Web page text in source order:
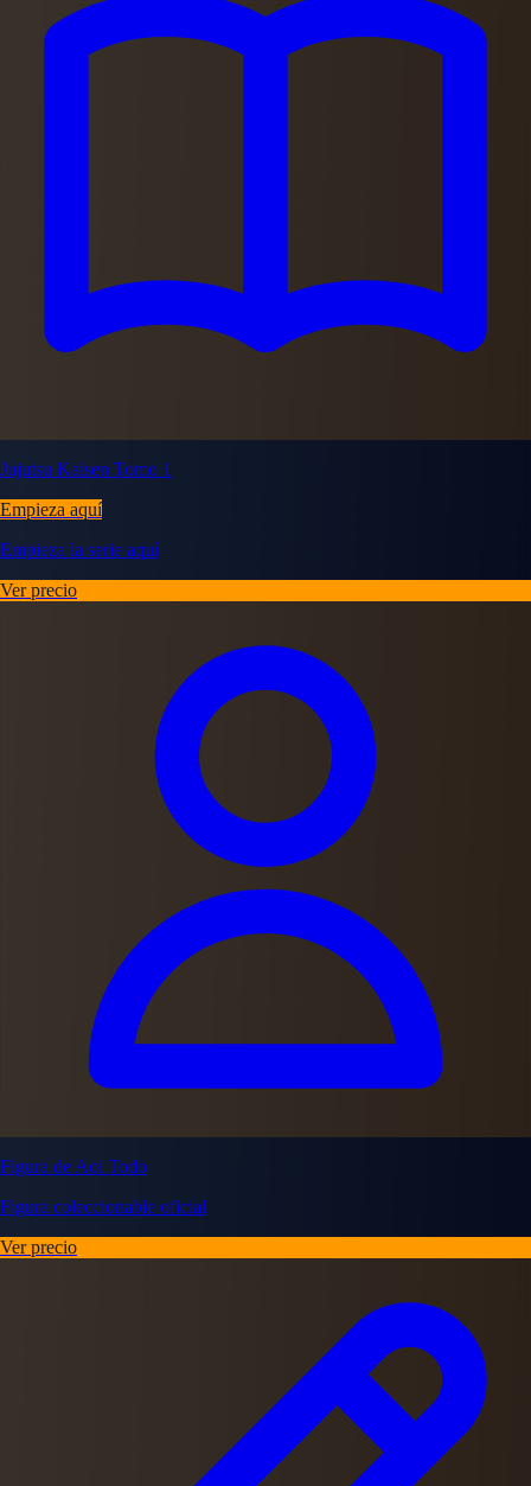
Jujutsu Kaisen Tomo 1
Empieza aquí
Empieza la serie aquí
Ver precio
Figura de Aoi Todo
Figura coleccionable oficial
Ver precio